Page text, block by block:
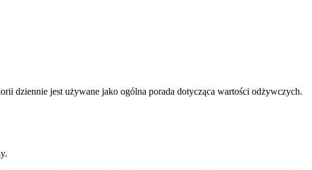
dziennie jest używane jako ogólna porada dotycząca wartości odżywczych.